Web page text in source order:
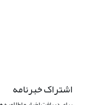
اشتراک خبرنامه